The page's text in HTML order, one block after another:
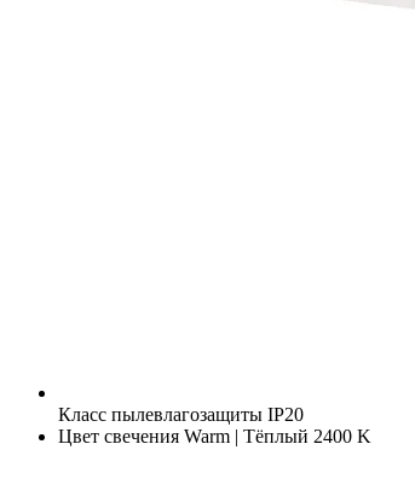
Класс пылевлагозащиты IP20
Цвет свечения Warm | Тёплый 2400 K